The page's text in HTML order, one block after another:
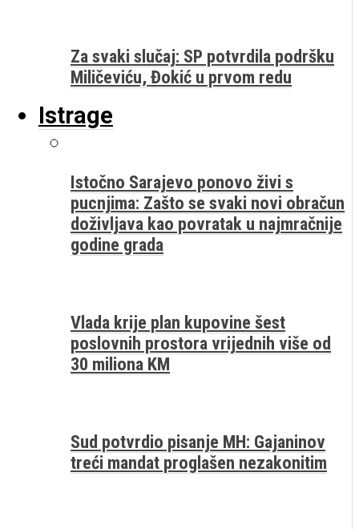
Za svaki slučaj: SP potvrdila podršku
Miličeviću, Đokić u prvom redu
Istrage
Istočno Sarajevo ponovo živi s
pucnjima: Zašto se svaki novi obračun
doživljava kao povratak u najmračnije
godine grada
Vlada krije plan kupovine šest
poslovnih prostora vrijednih više od
30 miliona KM
Sud potvrdio pisanje MH: Gajaninov
treći mandat proglašen nezakonitim